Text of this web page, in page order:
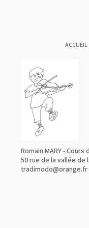
ACCUEIL
Romain MARY -
50 rue de la vallée de
tradimodo@orange.fr
Romain MARY -
50 rue de la vallée de
tradimodo@orange.fr